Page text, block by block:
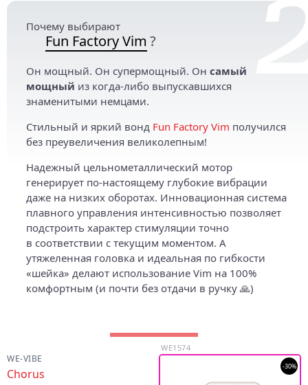
Почему выбирают
Fun Factory Vim ?
Он мощный. Он супермощный. Он самый
мощный из когда-либо выпускавшихся
знаменитыми немцами.
Стильный и яркий вонд Fun Factory Vim получился
без преувеличения великолепным!
Надежный цельнометаллический мотор
генерирует по-настоящему глубокие вибрации
даже на низких оборотах. Инновационная система
плавного управления интенсивностью позволяет
подстроить характер стимуляции точно
в соответствии с текущим моментом. А
утяжеленная головка и идеальная по гибкости
«шейка» делают использование Vim на 100%
комфортным (и почти без отдачи в ручку 🙏)
WE-VIBE
Chorus
WE1574
-30%